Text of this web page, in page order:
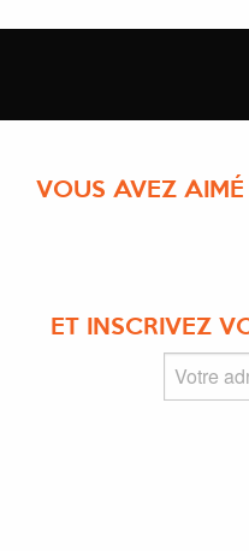
VOUS AVEZ AIMÉ
ET INSCRIVEZ